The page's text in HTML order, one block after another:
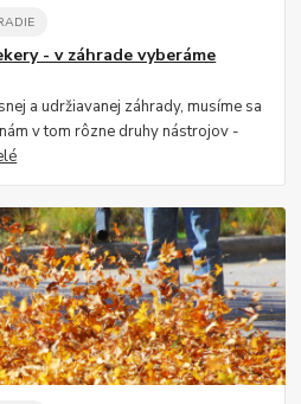
- v záhrade vyberáme
a udržiavanej záhrady, musíme sa
v tom rôzne druhy nástrojov -